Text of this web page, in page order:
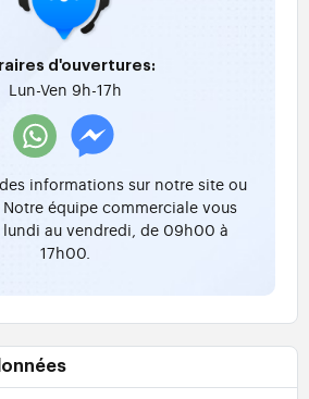
d'ouvertures:
Lun-Ven 9h-17h
informations sur notre site ou
équipe commerciale vous
lundi au vendredi, de 09h00 à
17h00.